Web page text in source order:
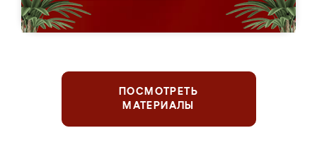
ПОСМОТРЕТЬ
МАТЕРИАЛЫ